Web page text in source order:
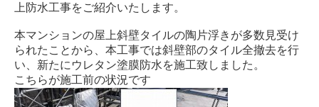
上防水工事をご紹介いたします。
本マンションの屋上斜壁タイルの陶片浮きが多数見受け
られたことから、本工事では斜壁部のタイル全撤去を行
い、新たにウレタン塗膜防水を施工致しました。
こちらが施工前の状況です